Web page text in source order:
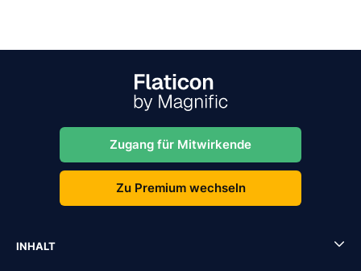
Zugang für Mitwirkende
Zu Premium wechseln
INHALT